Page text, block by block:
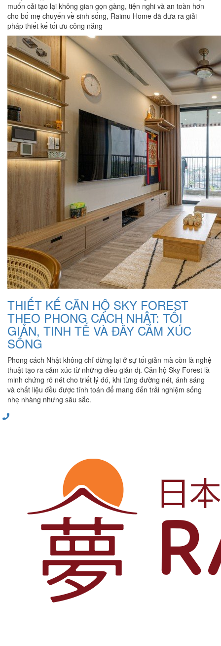
muốn cải tạo lại không gian gọn gàng, tiện nghi và an toàn hơn
cho bố mẹ chuyển về sinh sống, Raimu Home đã đưa ra giải
pháp thiết kế tối ưu công năng
THIẾT KẾ CĂN HỘ SKY FOREST
THEO PHONG CÁCH NHẬT: TỐI
GIẢN, TINH TẾ VÀ ĐẦY CẢM XÚC
SỐNG
Phong cách Nhật không chỉ dừng lại ở sự tối giản mà còn là nghệ
thuật tạo ra cảm xúc từ những điều giản dị. Căn hộ Sky Forest là
minh chứng rõ nét cho triết lý đó, khi từng đường nét, ánh sáng
và chất liệu đều được tính toán để mang đến trải nghiệm sống
nhẹ nhàng nhưng sâu sắc.